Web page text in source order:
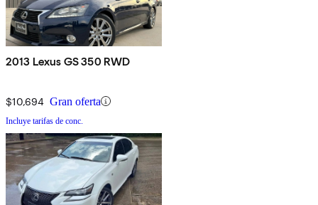
2013 Lexus GS 350 RWD
$10,694 Gran oferta
Incluye tarifas de conc.